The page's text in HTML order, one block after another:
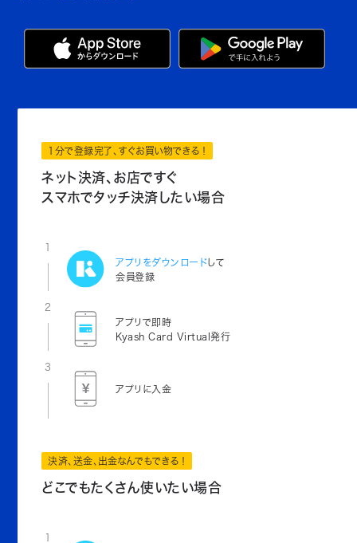
1分で登録完了、すぐお買い物できる！
ネット決済、お店ですぐ
スマホでタッチ決済したい場合
1
アプリをダウンロードして
会員登録
2
アプリで即時
Kyash Card Virtual発行
3
アプリに入金
決済、送金、出金なんでもできる！
どこでもたくさん使いたい場合
1